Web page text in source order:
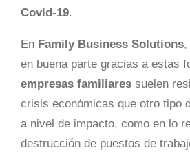
Covid-19.
En Family Business Solutions,
en buena parte gracias a estas
empresas familiares suelen
crisis económicas que otro tipo
a nivel de impacto, como en lo
destrucción de puestos de